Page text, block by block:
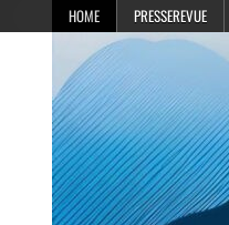
HOME PRESSEREVUE